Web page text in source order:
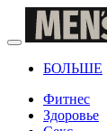
БОЛЬШЕ
Фитнес
Здоровье